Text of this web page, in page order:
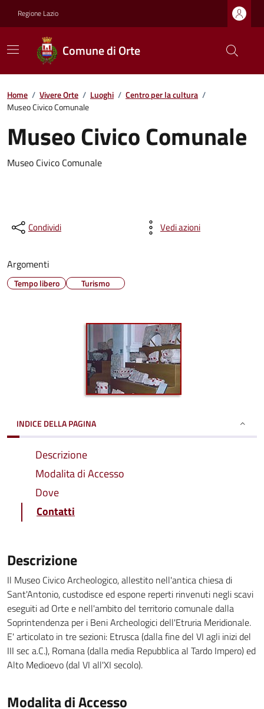
Regione Lazio
Comune di Orte
Home / Vivere Orte / Luoghi / Centro per la cultura /
Museo Civico Comunale
Museo Civico Comunale
Museo Civico Comunale
Condividi Vedi azioni
Argomenti
Tempo libero Turismo
INDICE DELLA PAGINA
Descrizione
Modalita di Accesso
Dove
Contatti
Descrizione
Il Museo Civico Archeologico, allestito nell'antica chiesa di
Sant'Antonio, custodisce ed espone reperti rinvenuti negli scavi
eseguiti ad Orte e nell'ambito del territorio comunale dalla
Soprintendenza per i Beni Archeologici dell'Etruria Meridionale.
E' articolato in tre sezioni: Etrusca (dalla fine del VI agli inizi del
III sec a.C.), Romana (dalla media Repubblica al Tardo Impero) ed
Alto Medioevo (dal VI all'XI secolo).
Modalita di Accesso